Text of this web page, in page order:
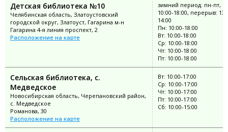
Детская библиотека №10
Челябинская область, Златоустовский
городской округ, Златоуст, Гагарина м-н
Гагарина 4-я линия проспект, 2
Расположение на карте
зимний период: пн-пт, вс
10:00-18:00, перерыв:
14:00
Пн: 10:00-18:00
Вт: 10:00-18:00
Ср: 10:00-18:00
Чт: 10:00-18:00
Пт: 10:00-18:00
Сельская библиотека, с.
Медведское
Новосибирская область, Черепановский район,
с. Медведское
Романова, 30
Расположение на карте
Вт: 10:00-17:00
Ср: 10:00-17:00
Чт: 10:00-17:00
Пт: 10:00-17:00
Сб: 10:00-15:00